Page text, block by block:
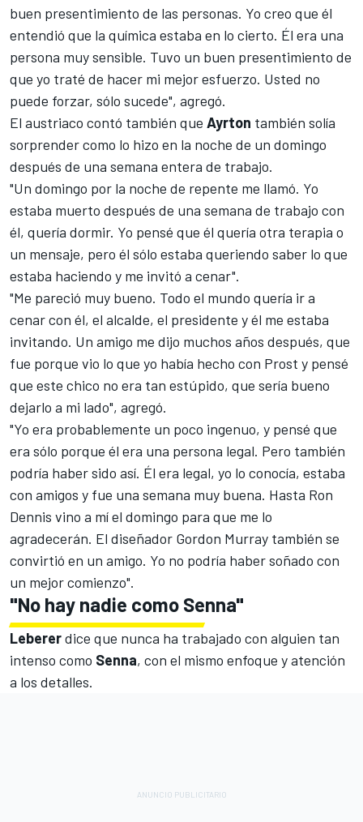
buen presentimiento de las personas. Yo creo que él
entendió que la química estaba en lo cierto. Él era una
persona muy sensible. Tuvo un buen presentimiento de
que yo traté de hacer mi mejor esfuerzo. Usted no
puede forzar, sólo sucede", agregó.
El austriaco contó también que Ayrton también solía
sorprender como lo hizo en la noche de un domingo
después de una semana entera de trabajo.
"Un domingo por la noche de repente me llamó. Yo
estaba muerto después de una semana de trabajo con
él, quería dormir. Yo pensé que él quería otra terapia o
un mensaje, pero él sólo estaba queriendo saber lo que
estaba haciendo y me invitó a cenar".
"Me pareció muy bueno. Todo el mundo quería ir a
cenar con él, el alcalde, el presidente y él me estaba
invitando. Un amigo me dijo muchos años después, que
fue porque vio lo que yo había hecho con Prost y pensé
que este chico no era tan estúpido, que sería bueno
dejarlo a mi lado", agregó.
"Yo era probablemente un poco ingenuo, y pensé que
era sólo porque él era una persona legal. Pero también
podría haber sido así. Él era legal, yo lo conocía, estaba
con amigos y fue una semana muy buena. Hasta Ron
Dennis vino a mí el domingo para que me lo
agradecerán. El diseñador Gordon Murray también se
convirtió en un amigo. Yo no podría haber soñado con
un mejor comienzo".
"No hay nadie como Senna"
Lebererdice que nunca ha trabajado con alguien tan
intenso como Senna, con el mismo enfoque y atención
a los detalles.